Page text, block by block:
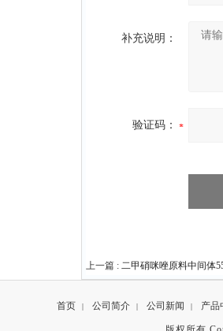
补充说明：
验证码：
上一篇 : 二甲硝咪唑原料中间体
首页 | 公司简介 | 公司新闻 | 产品